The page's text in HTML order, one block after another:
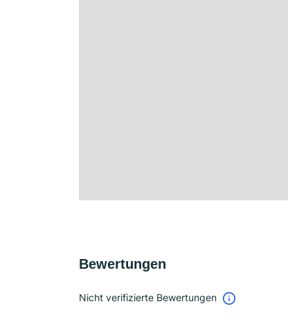
Bewertungen
Nicht verifizierte Bewertungen